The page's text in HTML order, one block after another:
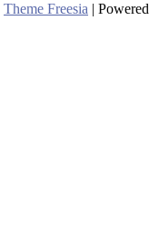
Theme Freesia | Powered